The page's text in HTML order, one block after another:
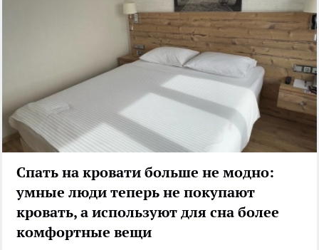
Спать на кровати больше не модно:
умные люди теперь не покупают
кровать, а используют для сна более
комфортные вещи